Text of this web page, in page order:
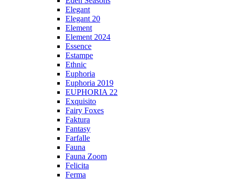
Elegant
Elegant 20
Element
Element 2024
Essence
Estampe
Ethnic
Euphoria
Euphoria 2019
EUPHORIA 22
Exquisito
Fairy Foxes
Faktura
Fantasy
Farfalle
Fauna
Fauna Zoom
Felicita
Ferma